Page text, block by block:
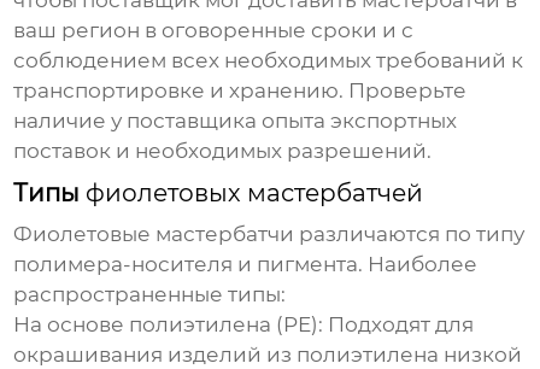
ваш регион в оговоренные сроки и с
соблюдением всех необходимых требований к
транспортировке и хранению. Проверьте
наличие у поставщика опыта экспортных
поставок и необходимых разрешений.
Типы фиолетовых мастербатчей
Фиолетовые мастербатчи различаются по типу
полимера-носителя и пигмента. Наиболее
распространенные типы:
На основе полиэтилена (PE): Подходят для
окрашивания изделий из полиэтилена низкой